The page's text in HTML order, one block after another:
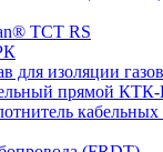
TCT RS
для изоляции
прямой